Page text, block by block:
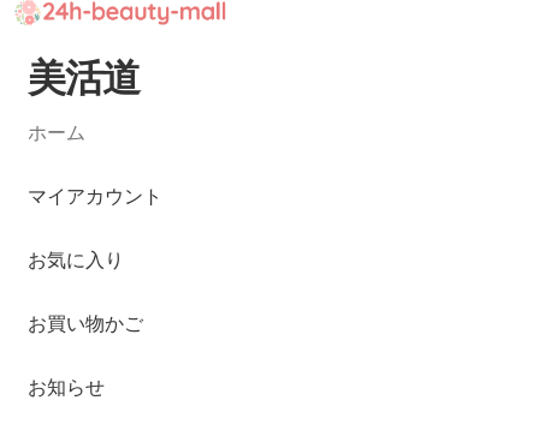
ナ
ビ
ゲ
シ
ン
キ
プ
コ
ン
テ
ツ
ス
プ
美活道
ホーム
マイアカウント
お気に入り
お買い物かご
お知らせ